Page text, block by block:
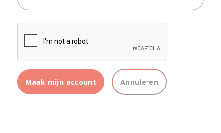
Maak mijn account Annuleren